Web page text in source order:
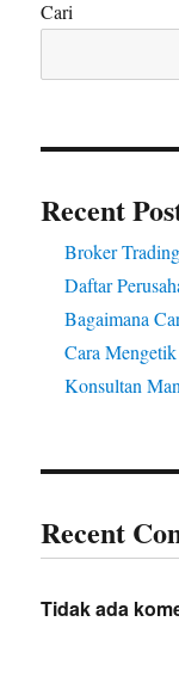
Cari
Recent
Broker
Daftar
Bagaimana
Cara
Konsultan
Recent
Tidak ada